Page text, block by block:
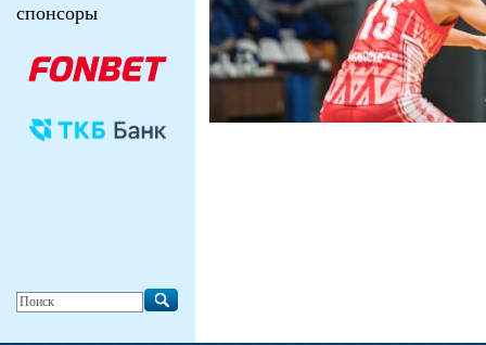
спонсоры